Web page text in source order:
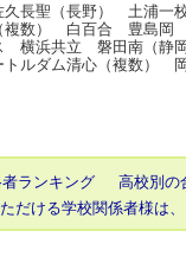
長聖（長野） 土浦
複数） 白百合 豊島
横浜共立 磐田南（
ルダム清心（複数）
ランキング 高校別の
だける学校関係者様は